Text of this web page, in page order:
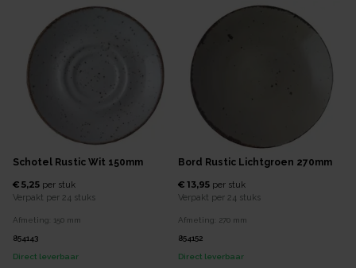
Schotel Rustic Wit 150mm
€ 5,25 per stuk
Verpakt per 24 stuks
Afmeting: 150 mm
854143
Direct leverbaar
Bord Rustic Lichtgroen 270mm
€ 13,95 per stuk
Verpakt per 24 stuks
Afmeting: 270 mm
854152
Direct leverbaar